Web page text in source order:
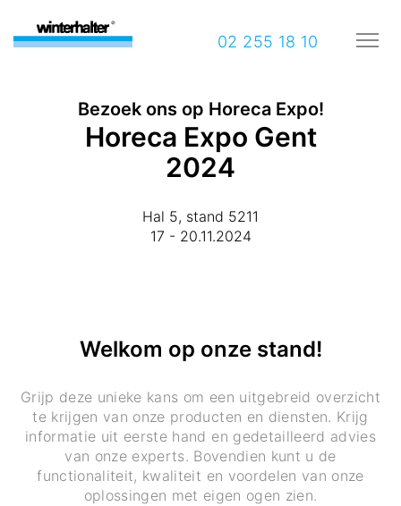
02 255 18 10
Bezoek ons op Horeca Expo!
Horeca Expo Gent
2024
Hal 5, stand 5211
17 - 20.11.2024
Welkom op onze stand!
Grijp deze unieke kans om een uitgebreid overzicht
te krijgen van onze producten en diensten. Krijg
informatie uit eerste hand en gedetailleerd advies
van onze experts. Bovendien kunt u de
functionaliteit, kwaliteit en voordelen van onze
oplossingen met eigen ogen zien.